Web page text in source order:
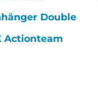
Double
Actionteam